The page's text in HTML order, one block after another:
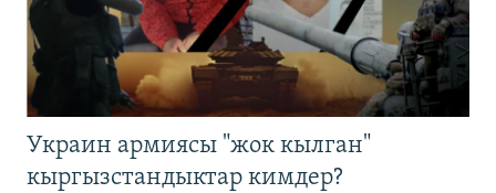
Украин армиясы "жок кылган"
кыргызстандыктар кимдер?